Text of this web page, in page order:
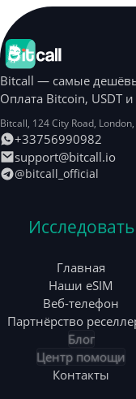
Bitcall — самые
Оплата Bitcoin, USDT
Bitcall, 124 City Road, London,
+33756990982
support@bitcall.io
@bitcall_official
Исследовать
Главная
Наши eSIM
Веб-телефон
Партнёрство
Блог
Центр помощи
Контакты